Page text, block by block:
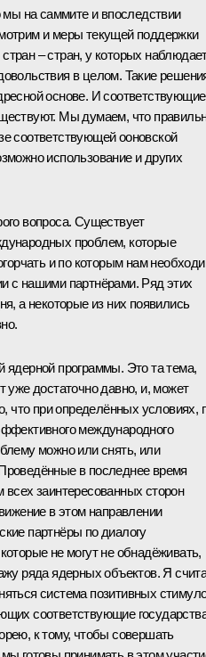
на саммите и впоследствии
и меры текущей поддержки
– стран, у которых
в целом. Такие
основе. И соответствующие
Мы думаем, что
соответствующей ооновской
использование и других
вопроса. Существует
проблем, которые
и по которым нам
с нашими партнёрами. Ряд этих
а некоторые из них появились
ядерной программы. Это та тема,
уже достаточно давно, и, может
что при определённых условиях,
международного
можно или снять, или
в последнее время
всех заинтересованных сторон
в этом направлении
партнёры по диалогу
не могут не обнадёживать,
ряда ядерных объектов. Я
система позитивных
соответствующие
к тому, чтобы совершать